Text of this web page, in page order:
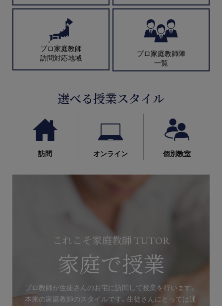
プロ家庭教師
訪問対応地域
プロ家庭教師陣
一覧
選べる授業スタイル
訪問 オンライン 個別教室
これこそ家庭教師 TUTOR
家庭で授業
プロ教師が生徒さんのお宅に訪問して授業を行います。
本来の家庭教師のスタイルです。生徒さんにとっては通